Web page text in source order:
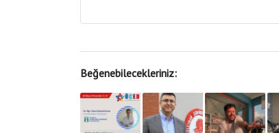
Beğenebilecekleriniz: